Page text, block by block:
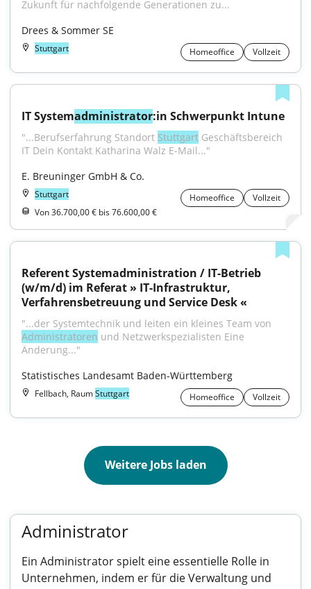
Zukunft für nachfolgende Generationen zu...
Drees & Sommer SE
Stuttgart Homeoffice Vollzeit
IT Systemadministrator:in Schwerpunkt Intune
"...Berufserfahrung Standort Stuttgart Geschäftsbereich
IT Dein Kontakt Katharina Walz E-Mail..."
E. Breuninger GmbH & Co.
Stuttgart Homeoffice
Vollzeit
Von 36.700,00 € bis 76.600,00 €
Referent Systemadministration / IT-Betrieb
(w/m/d) im Referat » IT-Infrastruktur,
Verfahrensbetreuung und Service Desk «
Administratoren und Netzwerkspezialisten Eine
Änderung..."
Statistisches Landesamt Baden-Württemberg
Fellbach, RaumStuttgart Homeoffice Vollzeit
Weitere Jobs laden
Administrator
Ein Administrator spielt eine essentielle Rolle in
Unternehmen, indem er für die Verwaltung und